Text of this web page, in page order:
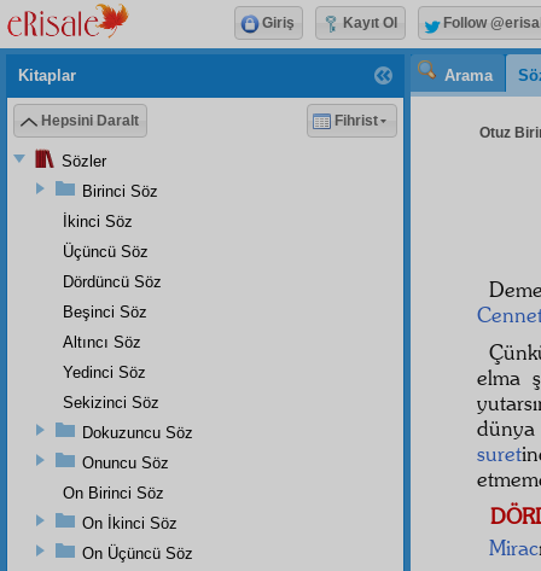
Arama
Otuz
elma
suret
Mirac
Kitaplar
Hepsini Daralt Fihrist
Sözler
Birinci Söz
İkinci Söz
Üçüncü Söz
Dördüncü Söz
Beşinci Söz
Altıncı Söz
Yedinci Söz
Sekizinci Söz
Dokuzuncu Söz
Onuncu Söz
On Birinci Söz
On İkinci Söz
On Üçüncü Söz
Giriş Kayıt Ol Follow